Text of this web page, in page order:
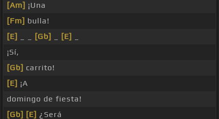
[Am] ¡Una
[Fm] bulla!
[E]
[Gb] [E]
¡Sí,
[Gb] carrito!
[E] ¡A
domingo de fiesta!
[Gb] [E] ¿Será